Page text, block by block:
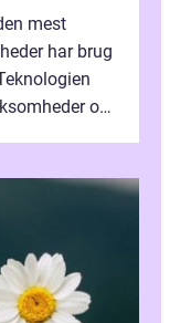
mest
har brug
og